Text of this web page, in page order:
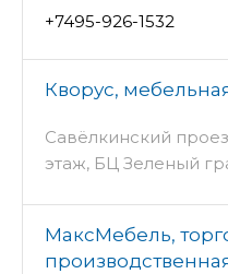
+7495-926-1532
Кворус,
Савёлкинский
этаж, БЦ Зеленый
МаксМебель,